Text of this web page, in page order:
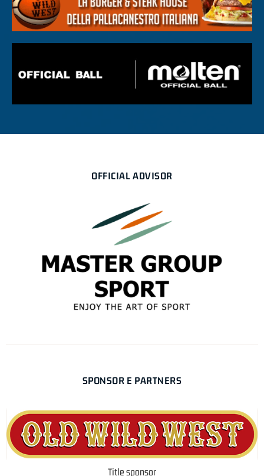
OFFICIAL ADVISOR
SPONSOR E PARTNERS
Title sponsor